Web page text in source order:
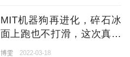
MIT机器狗再进化，碎石冰
面上跑也不打滑，这次真的
稳如狗了
博雯 2022-03-18